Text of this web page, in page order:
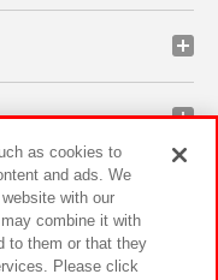
as cookies to
and ads. We
with our
combine it with
to them or that they
Please click